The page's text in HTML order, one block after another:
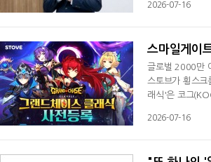
텐츠와 기술을
2026-07-16
스마일게이
글로벌 2000만
스토브가 횡스크
래식'은 코그
다양한 콘텐츠를
2026-07-16